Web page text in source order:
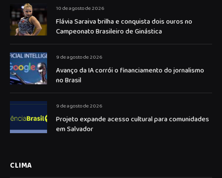
10 de agosto de 2026
Flávia Saraiva brilha e conquista dois ouros no
Campeonato Brasileiro de Ginástica
9 de agosto de 2026
Avanço da IA corrói o financiamento do jornalismo
no Brasil
9 de agosto de 2026
Projeto expande acesso cultural para comunidades
em Salvador
CLIMA